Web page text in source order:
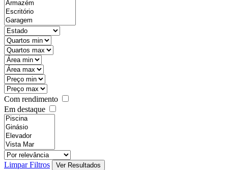
Com rendimento
Em destaque
Limpar Filtros Ver Resultados